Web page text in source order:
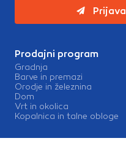
Prijava
Prodajni program
Gradnja
Barve in premazi
Orodje in železnina
Dom
Vrt in okolica
Kopalnica in talne obloge